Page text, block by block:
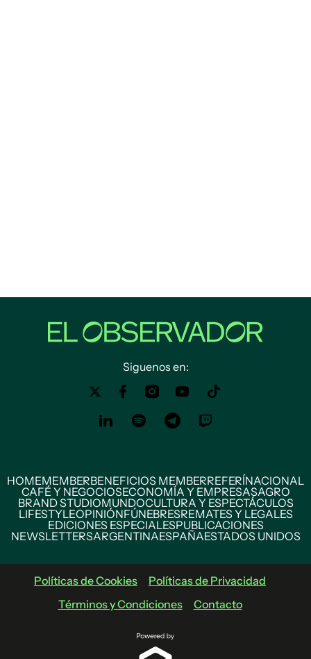
Siguenos en:
HOMEMEMBERBENEFICIOS MEMBERREFERÍNACIONAL
CAFÉ Y NEGOCIOSECONOMÍA Y EMPRESASAGRO
BRAND STUDIOMUNDOCULTURA Y ESPECTÁCULOS
LIFESTYLEOPINIÓNFÚNEBRESREMATES Y LEGALES
EDICIONES ESPECIALESPUBLICACIONES
NEWSLETTERSARGENTINAESPAÑAESTADOS UNIDOS
Políticas de Cookies
Políticas de Privacidad
Términos y Condiciones
Contacto